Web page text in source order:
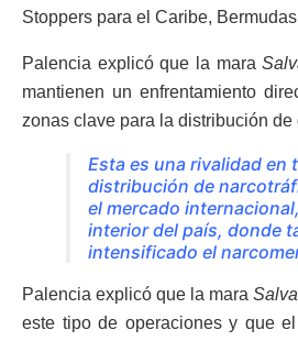
Stoppers para el Caribe,
Palencia explicó que la mara
mantienen un enfrentamiento
zonas clave para la distribución de
Esta es una rivalidad en
distribución de
el mercado
interior del país, donde
intensificado el
Palencia explicó que la mara
este tipo de operaciones y que el